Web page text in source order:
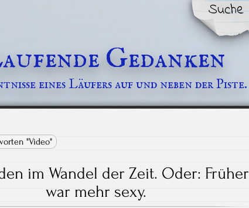
Suche
Gedanken
eines Läufers auf und neben der Piste.
"Video"
im Wandel der Zeit. Oder: Früher
war mehr sexy.